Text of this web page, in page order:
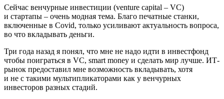
Сейчас венчурные инвестиции (venture capital – VC)
и стартапы – очень модная тема. Благо печатные станки,
включенные в Covid, только усиливают актуальность вопроса,
во что вкладывать деньги.
Три года назад я понял, что мне не надо идти в инвестфонд
чтобы поиграться в VC, smart money и сделать мир лучше. ИТ-
рынок предоставил мне возможность вкладывать, хотя
и не с такими мультипликаторами как у венчурных
инвесторов разных стадий.